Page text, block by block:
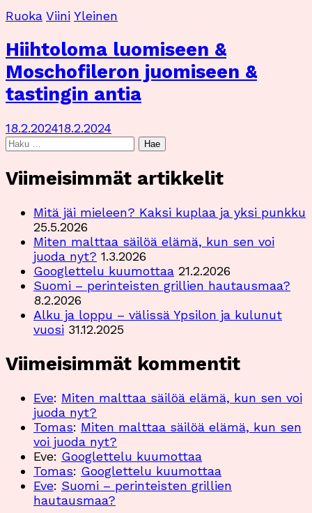
Ruoka Viini Yleinen
Hiihtoloma luomiseen &
Moschofileron juomiseen &
tastingin antia
18.2.202418.2.2024
Haku:
Viimeisimmät artikkelit
Mitä jäi mieleen? Kaksi kuplaa ja yksi punkku
25.5.2026
Miten malttaa säilöä elämä, kun sen voi
juoda nyt? 1.3.2026
Googlettelu kuumottaa 21.2.2026
Suomi – perinteisten grillien hautausmaa?
8.2.2026
Alku ja loppu – välissä Ypsilon ja kulunut
vuosi 31.12.2025
Viimeisimmät kommentit
Eve: Miten malttaa säilöä elämä, kun sen voi
juoda nyt?
Tomas: Miten malttaa säilöä elämä, kun sen
voi juoda nyt?
Eve: Googlettelu kuumottaa
Tomas: Googlettelu kuumottaa
Eve: Suomi – perinteisten grillien
hautausmaa?